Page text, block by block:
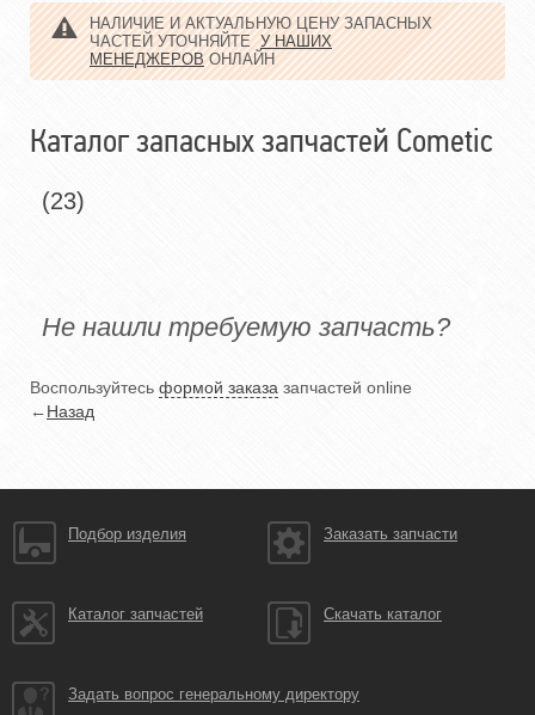
НАЛИЧИЕ И АКТУАЛЬНУЮ ЦЕНУ ЗАПАСНЫХ
ЧАСТЕЙ УТОЧНЯЙТЕУ НАШИХ
МЕНЕДЖЕРОВОНЛАЙН
Каталог запасных запчастей Cometic
(23)
Не нашли требуемую запчасть?
Воспользуйтесь формой заказа запчастей online
←Назад
Подбор изделия Заказать запчасти
Каталог запчастей Скачать каталог
Задать вопрос генеральному директору